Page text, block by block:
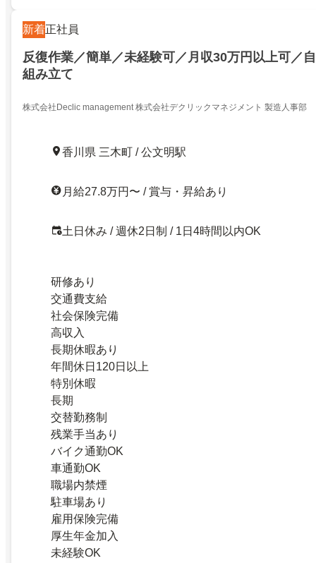
新着正社員
反復作業／簡単／未経験可／月収30万円以上可／
組み立て
株式会社Declic management 株式会社デクリックマネジメント 製造人事部
香川県 三木町 / 公文明駅
月給27.8万円〜 / 賞与・昇給あり
土日休み / 週休2日制 / 1日4時間以内OK
研修あり
交通費支給
社会保険完備
高収入
長期休暇あり
年間休日120日以上
特別休暇
長期
交替勤務制
残業手当あり
バイク通勤OK
車通勤OK
職場内禁煙
駐車場あり
雇用保険完備
厚生年金加入
未経験OK